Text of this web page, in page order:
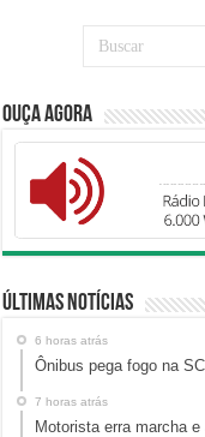
Ouça Agora
Últimas Notícias
6 horas atrás
Ônibus pega fogo na
7 horas atrás
Motorista erra marcha